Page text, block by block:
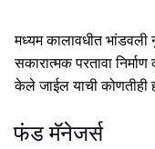
मध्यम कालावधीत
सकारात्मक परतावा
केले जाईल याची कोणतीही
फंड मॅनेजर्स